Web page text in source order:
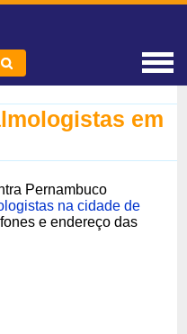
em
Pernambuco
na cidade de
e endereço das